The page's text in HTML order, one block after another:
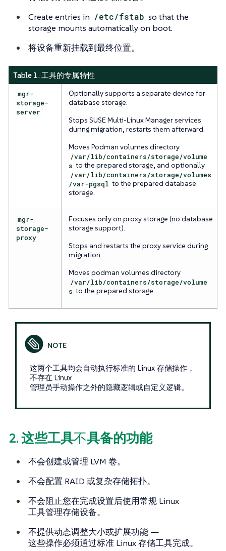
Create entries in /etc/fstab so that the
storage mounts automatically on boot.
将设备重新挂载到最终位置。
Table 1. 工具的专属特性
mgr-
storage-
server
Optionally supports a separate device for
database storage.
Stops SUSE Multi-Linux Manager services
during migration, restarts them afterward.
Moves Podman volumes directory
/var/lib/containers/storage/volume
s to the prepared storage, and optionally
/var/lib/containers/storage/volumes
/var-pgsql to the prepared database
storage.
mgr-
storage-
proxy
Focuses only on proxy storage (no database
storage support).
Stops and restarts the proxy service during
migration.
Moves podman volumes directory
/var/lib/containers/storage/volume
s to the prepared storage.
这两个工具均会自动执行标准的 Linux 存储操作，
不存在 Linux
管理员手动操作之外的隐藏逻辑或自定义逻辑。
2. 这些工具不具备的功能
不会创建或管理 LVM 卷。
不会配置 RAID 或复杂存储拓扑。
不会阻止您在完成设置后使用常规 Linux
工具管理存储设备。
不提供动态调整大小或扩展功能 —
这些操作必须通过标准 Linux 存储工具完成。